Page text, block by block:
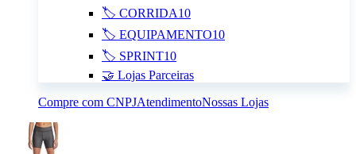
🏷️ CORRIDA10
🏷️ EQUIPAMENTO10
🏷️ SPRINT10
🤝 Lojas Parceiras
Compre com CNPJAtendimentoNossas Lojas